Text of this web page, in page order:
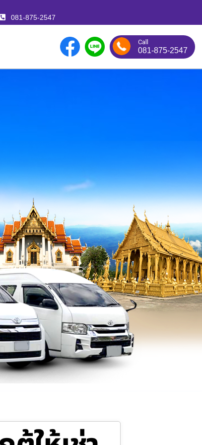
081-875-2547
Call
081-875-2547